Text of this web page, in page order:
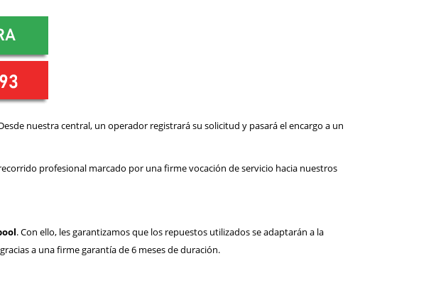
nuestra central, un operador registrará su solicitud y pasará el encargo a un
profesional marcado por una firme vocación de servicio hacia nuestros
. Con ello, les garantizamos que los repuestos utilizados se adaptarán a la
a una firme garantía de 6 meses de duración.